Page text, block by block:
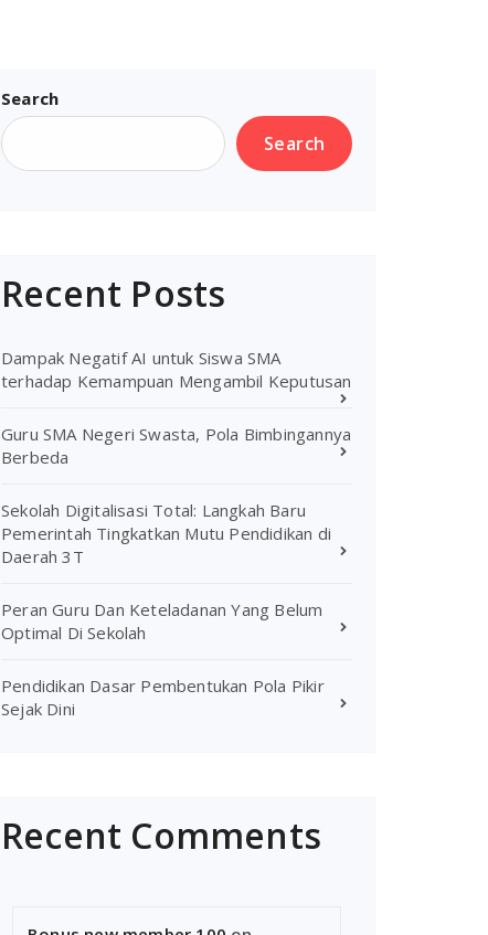
Search
Search
Recent Posts
Dampak Negatif AI untuk Siswa SMA
terhadap Kemampuan Mengambil Keputusan
Guru SMA Negeri Swasta, Pola Bimbingannya
Berbeda
Sekolah Digitalisasi Total: Langkah Baru
Pemerintah Tingkatkan Mutu Pendidikan di
Daerah 3T
Peran Guru Dan Keteladanan Yang Belum
Optimal Di Sekolah
Pendidikan Dasar Pembentukan Pola Pikir
Sejak Dini
Recent Comments